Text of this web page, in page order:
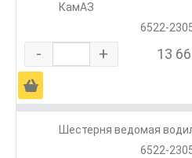
КамАЗ
6522-
- + 13
Ä
Шестерня ведомая
6522-